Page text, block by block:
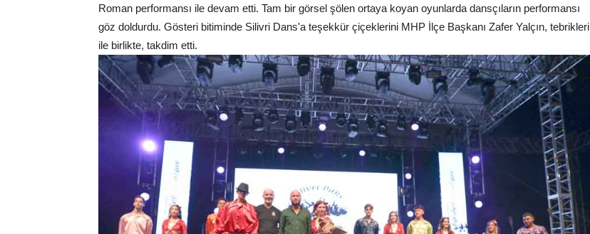
Roman performansı ile devam etti. Tam bir görsel şölen ortaya koyan oyunlarda dansçıların performansı
göz doldurdu. Gösteri bitiminde Silivri Dans'a teşekkür çiçeklerini MHP İlçe Başkanı Zafer Yalçın, tebrikleri
ile birlikte, takdim etti.